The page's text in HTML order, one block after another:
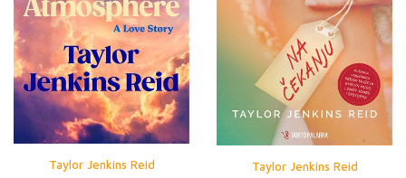
Taylor Jenkins Reid Taylor Jenkins Reid